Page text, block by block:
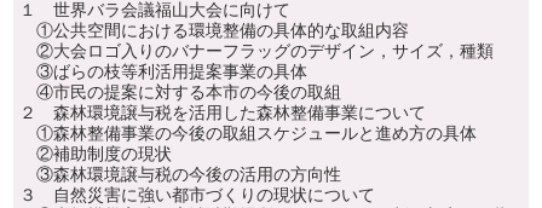
１ 世界バラ会議福山大会に向けて
①公共空間における環境整備の具体的な取組内容
②大会ロゴ入りのバナーフラッグのデザイン，サイズ，種類
③ばらの枝等利活用提案事業の具体
④市民の提案に対する本市の今後の取組
２ 森林環境譲与税を活用した森林整備事業について
①森林整備事業の今後の取組スケジュールと進め方の具体
②補助制度の現状
③森林環境譲与税の今後の活用の方向性
３ 自然災害に強い都市づくりの現状について